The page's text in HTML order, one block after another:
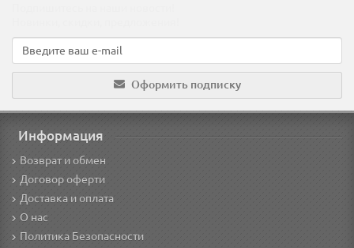
Оформить подписку
Информация
Возврат и обмен
Договор оферти
Доставка и оплата
О нас
Политика Безопасности